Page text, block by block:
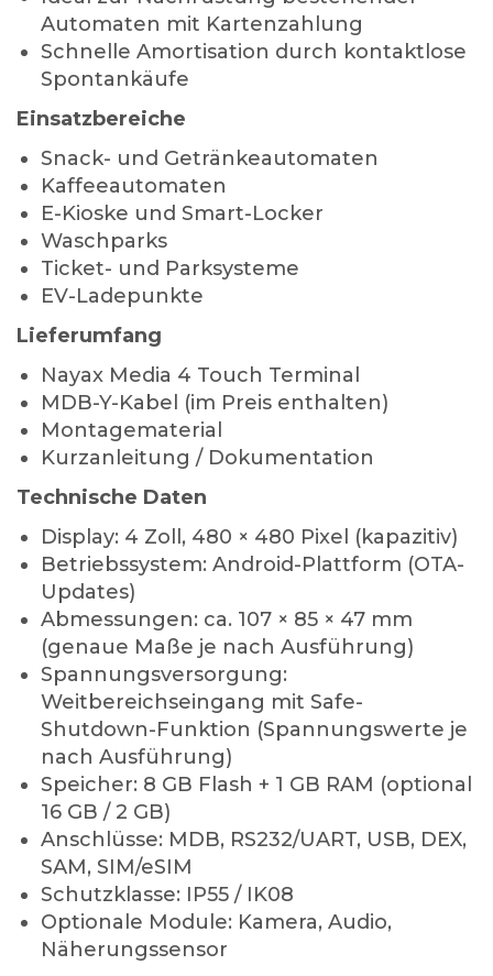
Automaten mit Kartenzahlung
Schnelle Amortisation durch kontaktlose
Spontankäufe
Einsatzbereiche
Snack- und Getränkeautomaten
Kaffeeautomaten
E-Kioske und Smart-Locker
Waschparks
Ticket- und Parksysteme
EV-Ladepunkte
Lieferumfang
Nayax Media 4 Touch Terminal
MDB-Y-Kabel (im Preis enthalten)
Montagematerial
Kurzanleitung / Dokumentation
Technische Daten
Display: 4 Zoll, 480 × 480 Pixel (kapazitiv)
Betriebssystem: Android-Plattform (OTA-
Updates)
Abmessungen: ca. 107 × 85 × 47 mm
(genaue Maße je nach Ausführung)
Spannungsversorgung:
Weitbereichseingang mit Safe-
Shutdown-Funktion (Spannungswerte je
nach Ausführung)
Speicher: 8 GB Flash + 1 GB RAM (optional
16 GB / 2 GB)
Anschlüsse: MDB, RS232/UART, USB, DEX,
SAM, SIM/eSIM
Schutzklasse: IP55 / IK08
Optionale Module: Kamera, Audio,
Näherungssensor